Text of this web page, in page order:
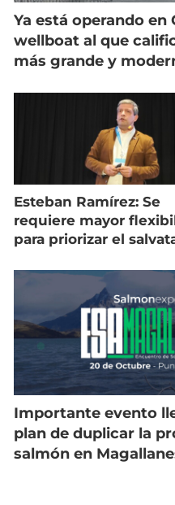
Ya está operando en
wellboat al que
más grande y
Esteban Ramírez: Se
requiere mayor
para priorizar el
Importante evento
plan de duplicar la
salmón en